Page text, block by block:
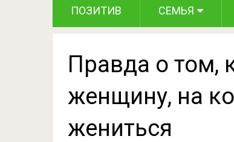
ПОЗИТИВ СЕМЬЯ
Правда о том,
женщину, на
жениться